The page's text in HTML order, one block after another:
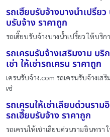
รถเฮี๊ยบรับจ้างบางน้ำเปรี้ย
บรับจ้าง ราคาถูก
รถเฮี๊ยบรับจ้างบางน้ำเปรี้ยว ให้บริก
รถเครนรับจ้างเสริมงาม บริ
เช่า ให้เช่ารถเครน ราคาถูก
เครนรับจ้าง.com รถเครนรับจ้างเส
เช่
รถเครนให้เช่าเลียบด่วนรา
รถเฮี๊ยบรับจ้าง ราคาถูก
รถเครนให้เช่าเลียบด่วนรามอินทรา